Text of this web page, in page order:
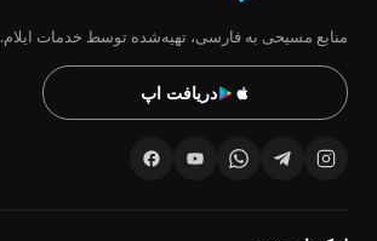
منابع مسیحی به فارسی، تهیه‌شده توسط خدمات ایلام.
دریافت اپ